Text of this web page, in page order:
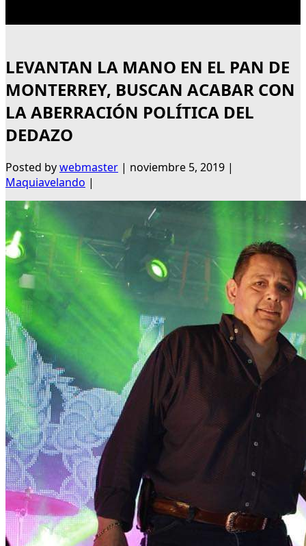
LEVANTAN LA MANO EN EL PAN DE
MONTERREY, BUSCAN ACABAR CON
LA ABERRACIÓN POLÍTICA DEL
DEDAZO
Posted bywebmaster | noviembre 5, 2019 |
Maquiavelando |